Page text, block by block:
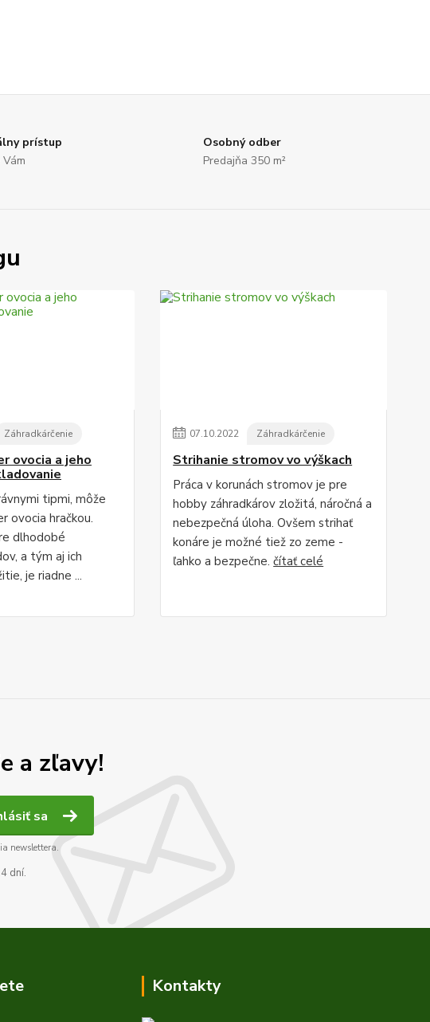
prístup
Osobný odber
Predajňa 350 m²
Záhradkárčenie
ovocia a jeho
tipmi, môže
ovocia hračkou.
dlhodobé
a tým aj ich
je riadne ...
07.10.2022 Záhradkárčenie
Strihanie stromov vo výškach
Práca v korunách stromov je pre
hobby záhradkárov zložitá, náročná a
nebezpečná úloha. Ovšem strihať
konáre je možné tiež zo zeme -
ľahko a bezpečne.čítať celé
a zľavy!
sa
newslettera.
dní.
Kontakty